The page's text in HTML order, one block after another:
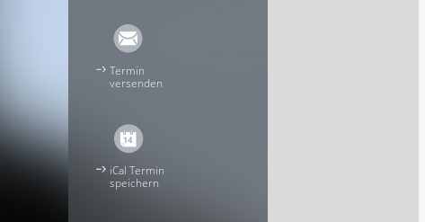
Termin
versenden
iCal Termin
speichern